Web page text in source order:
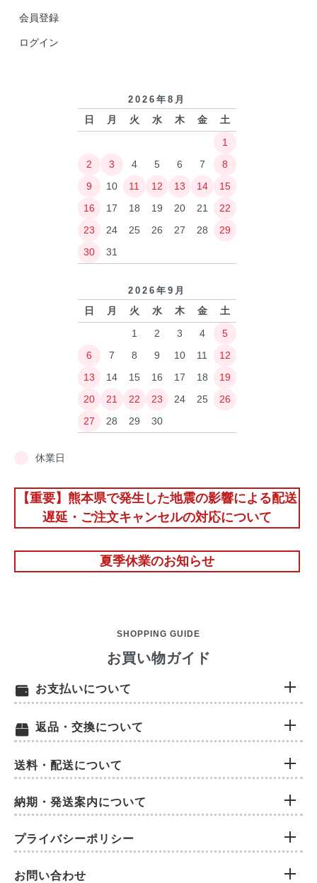
会員登録
ログイン
2026年8月
日 月 火 水 木 金
土
1
2
3 4 5 6 7
8
9
10 11 12 13 14
15
16
17 18 19 20 21
22
23
24 25 26 27 28
29
30
31
2026年9月
日 月 火 水 木 金
土
1
2 3 4
5
6
7 8 9 10 11
12
13
14 15 16 17 18
19
20
21 22 23 24 25
26
27
28 29 30
休業日
【重要】熊本県で発生した地震の影響による配送
遅延・ご注文キャンセルの対応について
夏季休業のお知らせ
SHOPPING GUIDE
お買い物ガイド
お支払いについて
返品・交換について
送料・配送について
納期・発送案内について
プライバシーポリシー
お問い合わせ